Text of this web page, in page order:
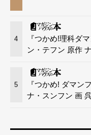
4
『つかめ!理科ダ
ン・テフン 原作
5
『つかめ! ダマ
ナ・スンフン 画